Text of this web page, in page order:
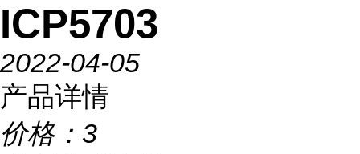
ICP5703
2022-04-05
产品详情
价格： 3